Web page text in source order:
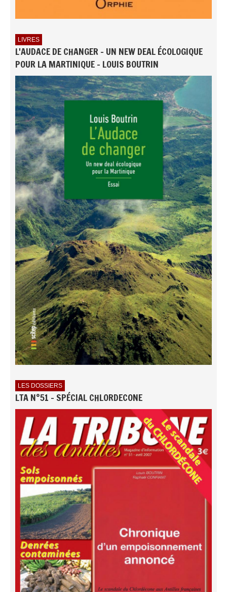
LIVRES
L'AUDACE DE CHANGER - UN NEW DEAL ÉCOLOGIQUE
POUR LA MARTINIQUE - LOUIS BOUTRIN
LES DOSSIERS
LTA N°51 - SPÉCIAL CHLORDECONE